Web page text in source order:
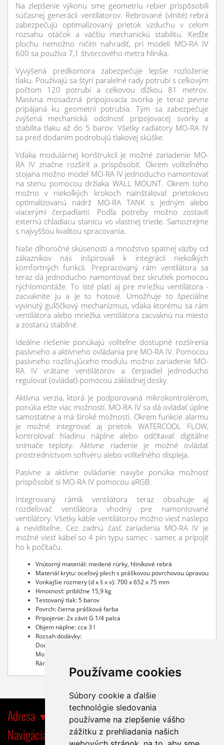
Používame cookies
Súbory cookie a ďalšie
technológie sledovania
používame na zlepšenie vášho
zážitku z prehliadania našich
Na zlepšenie výkonu sme geometriu rebier prispôsobili
súčasnej generácii ventilátorov. Rebrované (vlnité) rebrá
zabezpečujú optimalizovaný prietok vzduchu v celom
rozsahu otáčok a väčšiu mechanickú stabilitu. Keďže
plochu nemožno ničím nahradiť, pri modeli MO-RA IV
600 sa používa 7,1 štvorcového metra hliníka.
Vyvýšená predkomora zabezpečuje lepšie rozloženie
tlaku. Používajú sa štyri paralelné rady potrubí s celkovým
počtom 120 potrubí a celkovou dĺžkou 81 metrov.
Masívna mosadzná pripojovacia svorka je teraz pevne
pripájaná ku geometrii potrubia. Tým sa zabezpečuje
zvýšená mechanická odolnosť pripojovacej svorky a
stabilita tlaku až do 5 barov. Všetky radiátory MO-RA IV
sa pred dodaním podrobujú tlakovej skúške.
Vďaka modulárnej konštrukcii je možné zariadenie MO-
RA IV značne rozšíriť a prispôsobiť. Okrem voliteľného
stojana možno model MO-RA IV jednoducho namontovať
na stenu pomocou držiaka WALL MOUNT. Okrem toho
možno v niekoľkých krokoch nainštalovať prietokovo
optimalizovanú nádrž MO-RA TANK s jedným alebo
viacerými čerpadlami. Podľa potreby možno zostaviť
externú chladiacu stanicu vo vlastnej triede. Samozrejme
s najvyššou kvalitou spracovania.
Naše dlhoročné skúsenosti a množstvo spätnej väzby od
zákazníkov nás inšpirovali k integrácii niekoľkých
komfortných funkcií. Prepracovaný rám ventilátora sa
teraz dá jednoducho namontovať bez skrutiek pomocou
rýchlomontáže. To isté platí aj pre mriežku ventilátora -
zacvaknite ju a je to hotové. Umožňuje to špeciálne
vyvinutý guľôčkový mechanizmus, vďaka ktorému sa rám
ventilátora alebo mriežka ventilátora zacvaknú na miesto
a zostanú stabilné.
Ideálne riešenie ponúkajú voliteľne dostupné rozšírenia
pasívneho a aktívneho ovládania pre MO-RA IV. Pomocou
pasívneho rozširujúceho modulu možno zariadenie MO-
RA IV vrátane ventilátorov a čerpadiel jednoducho
regulovať (ovládať) pomocou základnej dosky.
Aktívna verzia, ktorá je podporovaná mikrokontrolérom,
ponúka ešte viac možností. MO-RA IV sa dá ovládať úplne
samostatne a má široké možnosti. Okrem funkcie alarmu
je možné integrovať aj prietok WATERCOOL FLOW,
kontrolovať hladinu náplne alebo odčítavať digitálne
snímače teploty. Aktívne riadenie je možné ovládať
prostredníctvom softvéru alebo voliteľného displeja.
Pasívne a aktívne ovládanie navyše ponúka možnosť
prispôsobiť si MO-RA IV pomocou aRGB.
Integrovaný rámik ventilátora teraz obsahuje aj
rozdeľovač ventilátora vhodný pre namontované
ventilátory. Všetky káble ventilátorov možno viesť naslepo
a neviditeľne. Cez zadnú časť zariadenia MO-RA IV je
možné viesť kábel so 4 pin typu samec - samec a pripojiť
ho k počítaču.
Vnútorný materiál: medené rúrky, hliníkové rebrá
Materiál krytu: oceľový plech s práškovou povrchovou úpravou
Vonkajšie rozmery (d x š x v): 700 x 652 x 75 mm
Hmotnosť: približne 15,9 kg
Testovaný tlak: 5 barov
Povrch: čierna prášková farba
Pripojenie: 2x závit G 1/4 palca
Objem náplne: cca 3 l
Rozsah dodávky:
Dodávka: 1x MO-RA IV 600
Montážne skrutky na montáž ventilátora
Rám ventilátora 600 vrátane rozdeľovača ventilátora
Adresa
Navigácia